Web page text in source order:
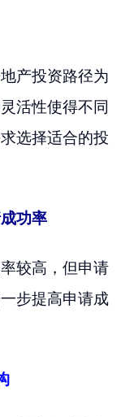
产投资路径为
活性使得不同
选择适合的投
功率
较高，但申请
步提高申请成